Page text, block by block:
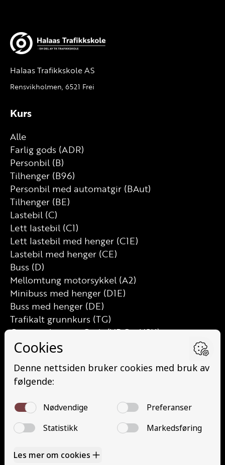
Halaas Trafikkskole AS
Rensvikholmen, 6521 Frei
Kurs
Alle
Farlig gods (ADR)
Personbil (B)
Tilhenger (B96)
Personbil med automatgir (BAut)
Tilhenger (BE)
Lastebil (C)
Lett lastebil (C1)
Lett lastebil med henger (C1E)
Lastebil med henger (CE)
Buss (D)
Mellomtung motorsykkel (A2)
Minibuss med henger (D1E)
Buss med henger (DE)
Trafikalt grunnkurs (TG)
Grunnutdanning Gods (YDG – YSK)
Grunnutdanning Person (YDP – YSK)
YSK Gods etterutdanning (EYDG)
Nettbasert teorikurs (Teorikurs)
Løfteredskap G11 (Løfteredskap G11)
Lastebilkran (G8) (Lastebilkran (G8))
Motorsykkel (A)
Kontakt